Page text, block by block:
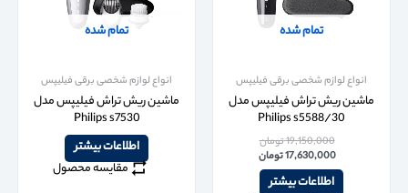
تمام شده
انواع لوازم شخصی برقی فیلیپس
ماشین ریش تراش فیلیپس مدل
Philips s5588/30
19,150,000تومان
17,630,000تومان
اطلاعات بیشتر
تمام شده
انواع لوازم شخصی برقی فیلیپس
ماشین ریش تراش فیلیپس مدل
Philips s7530
اطلاعات بیشتر
مقایسه محصول